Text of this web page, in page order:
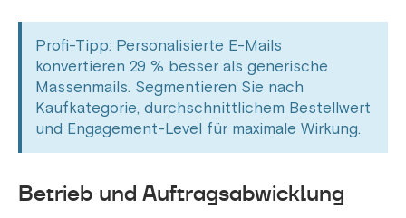
Profi-Tipp: Personalisierte E-Mails
konvertieren 29 % besser als generische
Massenmails. Segmentieren Sie nach
Kaufkategorie, durchschnittlichem Bestellwert
und Engagement-Level für maximale Wirkung.
Betrieb und Auftragsabwicklung